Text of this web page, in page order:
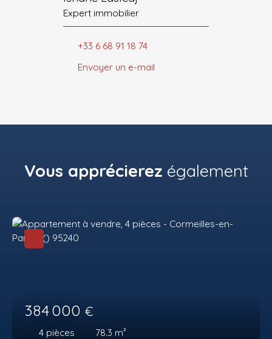
Expert immobilier
+33 6 68 91 18 74
Envoyer un e-mail
Vous apprécierez également
384 000 €
4 pièces 78.3 m²